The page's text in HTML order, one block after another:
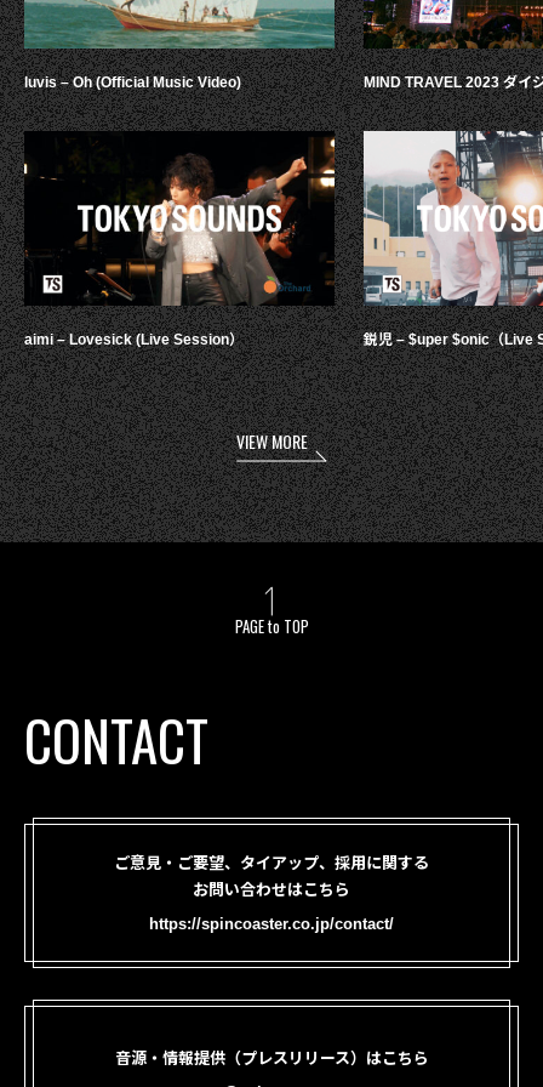
luvis – Oh (Official Music Video)
aimi – Lovesick (Live Session）
MIND TRAVEL 2023 ダイ
鋭児 – $uper $onic（Live
VIEW MORE
PAGE to TOP
CONTACT
ご意見・ご要望、タイアップ、採用に関する
お問い合わせはこちら
https://spincoaster.co.jp/contact/
音源・情報提供（プレスリリース）はこちら